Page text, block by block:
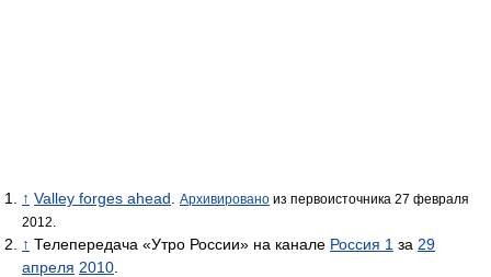
↑ Valley forges ahead Архивировано из первоисточника 27 февраля
2012.
↑ Телепередача «Утро России» на канале Россия 1 за 29
апреля 2010